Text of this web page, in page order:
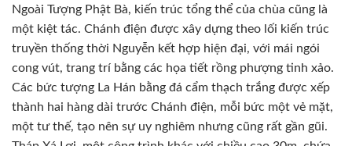
Ngoài Tượng Phật Bà, kiến trúc tổng thể của chùa cũng là
một kiệt tác. Chánh điện được xây dựng theo lối kiến trúc
truyền thống thời Nguyễn kết hợp hiện đại, với mái ngói
cong vút, trang trí bằng các họa tiết rồng phượng tinh xảo.
Các bức tượng La Hán bằng đá cẩm thạch trắng được xếp
thành hai hàng dài trước Chánh điện, mỗi bức một vẻ mặt,
một tư thế, tạo nên sự uy nghiêm nhưng cũng rất gần gũi.